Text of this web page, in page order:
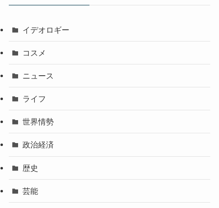
イデオロギー
コスメ
ニュース
ライフ
世界情勢
政治経済
歴史
芸能